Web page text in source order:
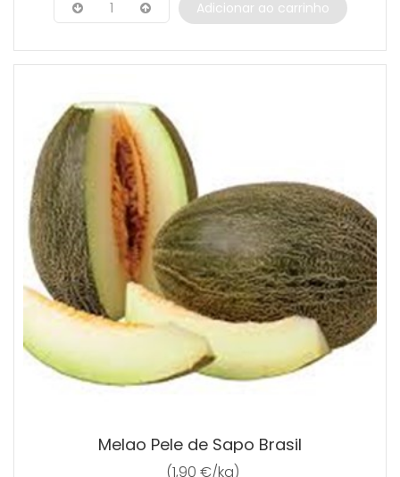
1 Adicionar ao carrinho
Melao Pele de Sapo Brasil
(1,90 €/kg)